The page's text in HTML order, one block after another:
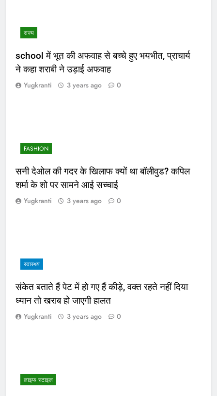
राज्य
school में भूत की अफवाह से बच्चे हुए भयभीत, प्राचार्य
ने कहा शराबी ने उड़ाई अफवाह
Yugkranti 3 years ago 0
FASHION
सनी देओल की गदर के खिलाफ क्यों था बॉलीवुड? कपिल
शर्मा के शो पर सामने आई सच्चाई
Yugkranti 3 years ago 0
स्वास्थ्य
संकेत बताते हैं पेट में हो गए हैं कीड़े, वक्त रहते नहीं दिया
ध्यान तो खराब हो जाएगी हालत
Yugkranti 3 years ago 0
लाइफ स्टाइल